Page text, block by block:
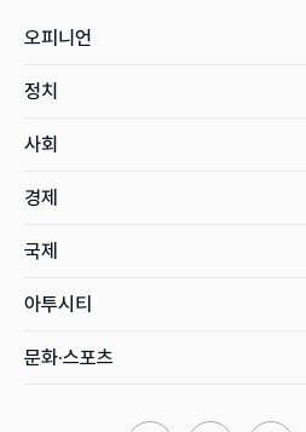
오피니언
정치
사회
경제
국제
아투시티
문화·스포츠